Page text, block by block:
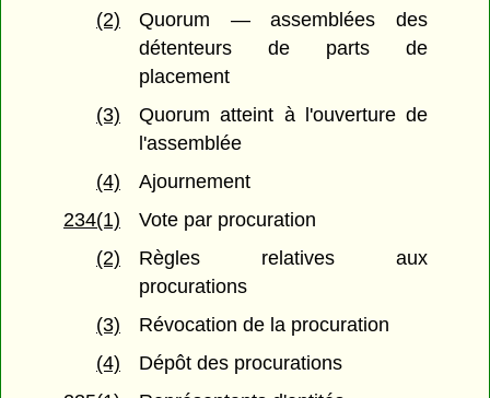
(2)
Quorum — assemblées des
détenteurs de parts de
placement
(3)
Quorum atteint à l'ouverture de
l'assemblée
(4)
Ajournement
234(1)
Vote par procuration
(2)
Règles relatives aux
procurations
(3)
Révocation de la procuration
(4)
Dépôt des procurations